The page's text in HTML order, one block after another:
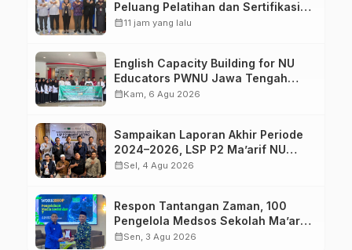
Peluang Pelatihan dan Sertifikasi
bagi Lulusan SMK
calendar_month11 jam yang lalu
English Capacity Building for NU
Educators PWNU Jawa Tengah
Batch#4; Membuka Jalan Menuju
calendar_monthKam, 6 Agu 2026
Sampaikan Laporan Akhir Periode
2024–2026, LSP P2 Ma’arif NU
Jateng Mantapkan Sinergi Link and
calendar_monthSel, 4 Agu 2026
Respon Tantangan Zaman, 100
Pengelola Medsos Sekolah Ma’arif
Pekalongan Ikuti Pelatihan Literasi
calendar_monthSen, 3 Agu 2026